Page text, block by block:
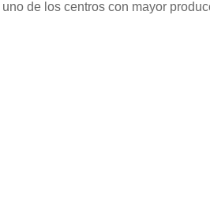
de los centros con mayor